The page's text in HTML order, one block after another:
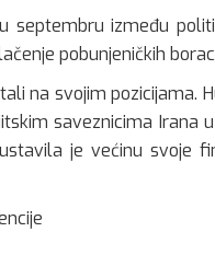
septembru između
pobunjeničkih
na svojim pozicijama.
saveznicima Irana
je većinu svoje